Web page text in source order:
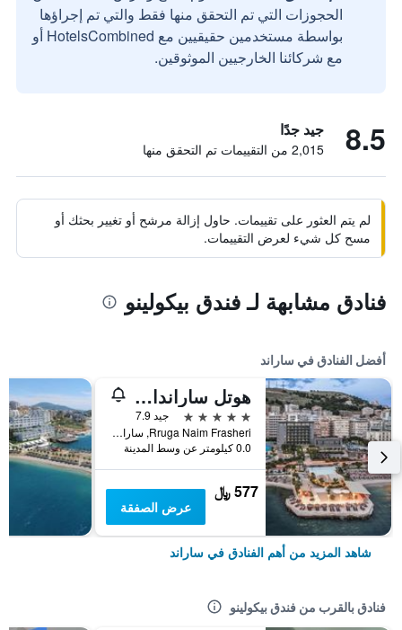
الحجوزات التي تم التحقق منها فقط والتي تم إجراؤها
بواسطة مستخدمين حقيقيين مع HotelsCombined أو
مع شركائنا الخارجيين الموثوقين.
8.5 جيد جدًا
2,015 من التقييمات تم التحقق منها
لم يتم العثور على تقييمات. حاول إزالة مرشح أو تغيير بحثك أو
مسح كل شيء لعرض التقييمات.
فنادق مشابهة لـ فندق بيكولينو
أفضل الفنادق في ساراند
هوتل ساراندا بوترينتي، أفيلياتيد باي ميليا
5 نجوم
جيد 7.9
Rruga Naim Frasheri, ساراند, ألبانيا
0.0 كيلومتر عن وسط المدينة
577 ﷼
عرض الصفقة
شاهد المزيد من أهم الفنادق في ساراند
فنادق بالقرب من فندق بيكولينو